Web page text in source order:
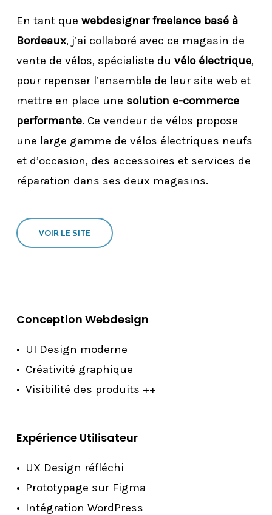
En tant que webdesigner freelance basé à
Bordeaux, j’ai collaboré avec ce magasin de
vente de vélos, spécialiste du vélo électrique,
pour repenser l’ensemble de leur site web et
mettre en place une solution e-commerce
performante. Ce vendeur de vélos propose
une large gamme de vélos électriques neufs
et d’occasion, des accessoires et services de
réparation dans ses deux magasins.
VOIR LE SITE
Conception Webdesign
UI Design moderne
Créativité graphique
Visibilité des produits ++
Expérience Utilisateur
UX Design réfléchi
Prototypage sur Figma
Intégration WordPress